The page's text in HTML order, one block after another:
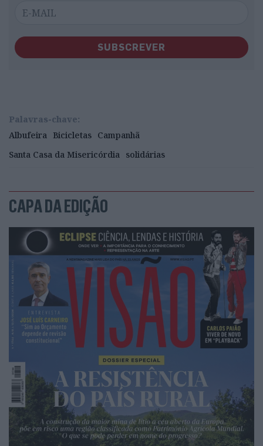
SUBSCREVER
Palavras-chave:
Albufeira Bicicletas Campanhã
Santa Casa da Misericórdia solidárias
CAPA DA EDIÇÃO